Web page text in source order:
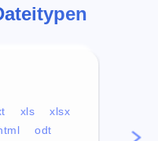
xls
xlsx
odt
mp4